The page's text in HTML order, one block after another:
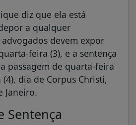
diz que ela está
a qualquer
devem expor
feira (3), e a sentença
passagem de quarta-feira
dia de Corpus Christi,
Janeiro.
Sentença